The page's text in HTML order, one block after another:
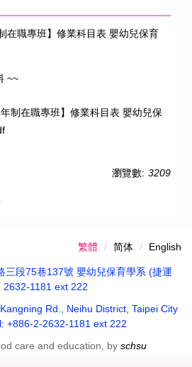
在職專班】修業科目表 嬰幼兒保育
~~
制在職專班】修業科目表 嬰幼兒保
瀏覽數: 3209
繁體 简体 English
三段75巷137號 嬰幼兒保育學系 (捷運
1181 ext 222
Rd., Neihu District, Taipei City
+886-2-2632-1181 ext 222
care and education, by schsu